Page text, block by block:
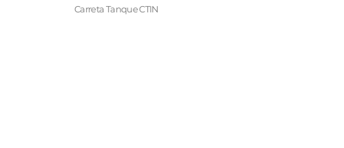
Carreta Tanque CTIN